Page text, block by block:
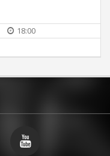
18:00